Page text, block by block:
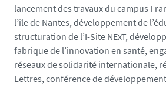
lancement des travaux du campus
l’île de Nantes, développement de
structuration de l’I-Site NExT,
fabrique de l’innovation en santé,
réseaux de solidarité internationale,
Lettres, conférence de